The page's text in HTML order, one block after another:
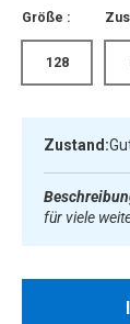
Größe :
128
Zustand:
für viele